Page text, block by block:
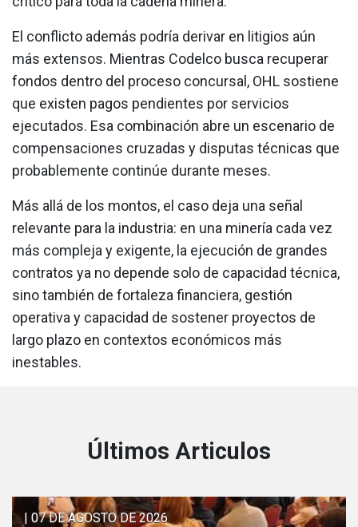
El conflicto además podría derivar en litigios aún
más extensos. Mientras Codelco busca recuperar
fondos dentro del proceso concursal, OHL sostiene
que existen pagos pendientes por servicios
ejecutados. Esa combinación abre un escenario de
compensaciones cruzadas y disputas técnicas que
probablemente continúe durante meses.
Más allá de los montos, el caso deja una señal
relevante para la industria: en una minería cada vez
más compleja y exigente, la ejecución de grandes
contratos ya no depende solo de capacidad técnica,
sino también de fortaleza financiera, gestión
operativa y capacidad de sostener proyectos de
largo plazo en contextos económicos más
inestables.
Últimos Articulos
| 07 DE AGOSTO DE 2026